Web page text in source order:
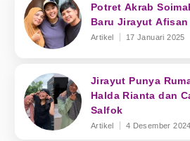
Potret Akrab
Baru Jirayut Afisan
Artikel 17 Januari 2025
Jirayut Punya
Halda Rianta dan
Salfok
Artikel 4 Desember 2024